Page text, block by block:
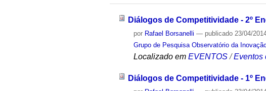
Diálogos de Competitividade - 2º
por Rafael Borsanelli — publicado 23/04/
Grupo de Pesquisa Observatório da
Localizado em EVENTOS /Eventos
Diálogos de Competitividade - 1º